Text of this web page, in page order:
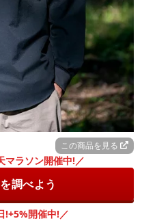
この商品を見る
マラソン開催中!／
調べよう
!+5%開催中!／